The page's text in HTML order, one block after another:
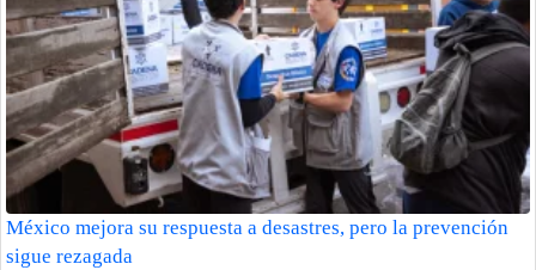
México mejora su respuesta a desastres, pero la prevención
sigue rezagada